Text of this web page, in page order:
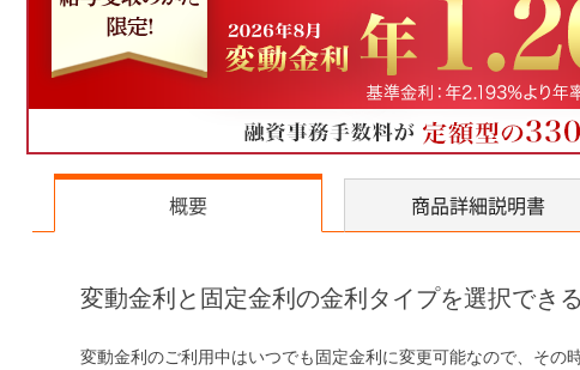
概要 商品詳細説明書
変動金利と固定金利の金利タイプを選択でき
変動金利のご利用中はいつでも固定金利に変更可能なので、その